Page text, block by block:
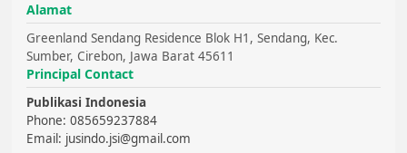
Alamat
Greenland Sendang Residence Blok H1, Sendang, Kec.
Sumber, Cirebon, Jawa Barat 45611
Principal Contact
Publikasi Indonesia
Phone: 085659237884
Email: jusindo.jsi@gmail.com